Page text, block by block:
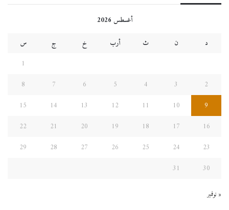
أغسطس 2026
د
ن ث أرب خ ج
س
1
2
3
4
5
6
7
8
9
10
11
12
13
14
15
16
17
18
19
20
21
22
23
24
25
26
27
28
29
30
31
« نوفمبر